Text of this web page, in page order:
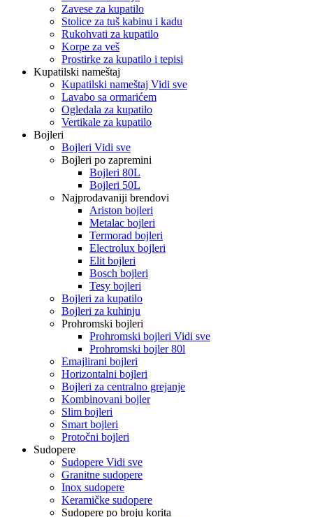
Zavese za kupatilo
Stolice za tuš kabinu i kadu
Rukohvati za kupatilo
Korpe za veš
Prostirke za kupatilo i tepisi
Kupatilski nameštaj
Kupatilski nameštaj Vidi sve
Lavabo sa ormarićem
Ogledala za kupatilo
Vertikale za kupatilo
Bojleri
Bojleri Vidi sve
Bojleri po zapremini
Bojleri 80L
Bojleri 50L
Najprodavaniji brendovi
Ariston bojleri
Metalac bojleri
Termorad bojleri
Electrolux bojleri
Elit bojleri
Bosch bojleri
Tesy bojleri
Bojleri za kupatilo
Bojleri za kuhinju
Prohromski bojleri
Prohromski bojleri Vidi sve
Prohromski bojler 80l
Emajlirani bojleri
Horizontalni bojleri
Bojleri za centralno grejanje
Kombinovani bojler
Slim bojleri
Smart bojleri
Protočni bojleri
Sudopere
Sudopere Vidi sve
Granitne sudopere
Inox sudopere
Keramičke sudopere
Sudopere po broju korita